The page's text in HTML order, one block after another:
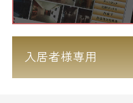
入居者様専用